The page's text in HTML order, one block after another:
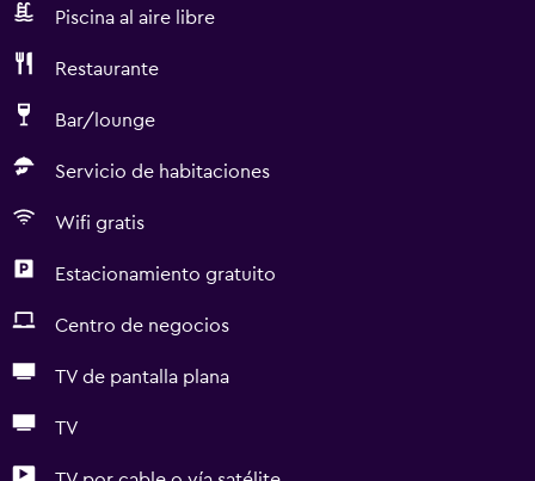
Piscina al aire libre
Restaurante
Bar/lounge
Servicio de habitaciones
Wifi gratis
Estacionamiento gratuito
Centro de negocios
TV de pantalla plana
TV